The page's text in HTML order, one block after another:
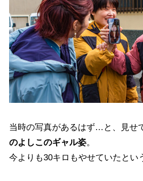
当時の写真があるはず…と、見せ
のよしこのギャル姿。
今よりも30キロもやせていたとい